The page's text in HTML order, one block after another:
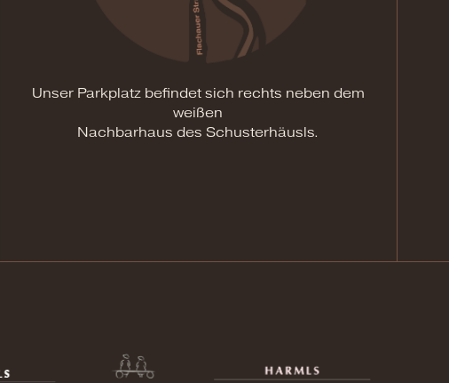
Unser Parkplatz befindet sich rechts neben dem
weißen
Nachbarhaus des Schusterhäusls.